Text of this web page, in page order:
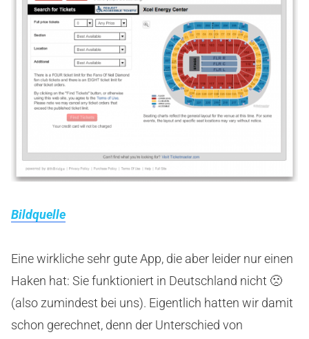
Bildquelle
Eine wirkliche sehr gute App, die aber leider nur einen
Haken hat: Sie funktioniert in Deutschland nicht 🙁
(also zumindest bei uns). Eigentlich hatten wir damit
schon gerechnet, denn der Unterschied von